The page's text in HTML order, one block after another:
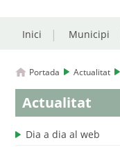
Inici Municipi
Portada Actualitat
Actualitat
Dia a dia al web